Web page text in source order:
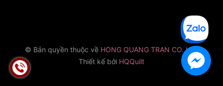
© Bản quyền thuộc về HONG QUANG TRAN CO.,LTD
Thiết kế bởi HQQuilt